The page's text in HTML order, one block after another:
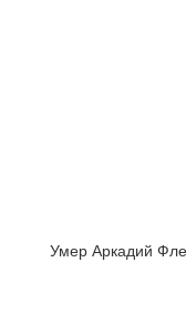
Умер Аркадий